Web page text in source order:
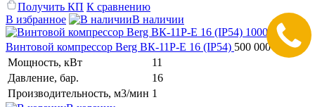
Получить КП К сравнению
В избранное
В наличии
Винтовой компрессор Berg ВК-11Р-E 16 (IP54) 500 000 ₽
/ шт
Мощность, кВт
11
Давление, бар.
16
Производительность, м3/мин 1